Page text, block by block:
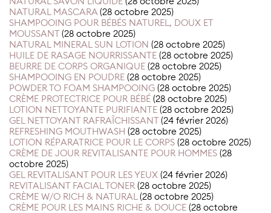
NATURAL MASCARA (28 octobre 2025)
SHAMPOOING POUR BÉBÉS NATUREL, DOUX ET
MOUSSANT
(28 octobre 2025)
NATURAL MINERAL SUN LOTION (28 octobre 2025)
HUILE DE RASAGE NOURRISSANTE (28 octobre 2025)
BEURRE DE CORPS ORGANIQUE (28 octobre 2025)
SHAMPOOING EN POUDRE (28 octobre 2025)
POWDER TO FOAM SHAMPOOING (28 octobre 2025)
CRÈME PROTECTRICE POUR BÉBÉ (28 octobre 2025)
LOTION NETTOYANTE PURIFIANTE (28 octobre 2025)
GEL NETTOYANT RAFRAÎCHISSANT
(24 février 2026)
REFRESHING MOUTHWASH (28 octobre 2025)
LOTION RÉPARATRICE POUR LE CORPS (28 octobre 2025)
CRÈME DE JOUR REVITALISANTE POUR HOMMES (28
octobre 2025)
GEL REVITALISANT POUR LES YEUX (24 février 2026)
REVITALISANT FACIAL TONER (28 octobre 2025)
CRÈME W/O RICH & NATURAL (28 octobre 2025)
CRÈME POUR LES MAINS RICHE & DOUCE (28 octobre